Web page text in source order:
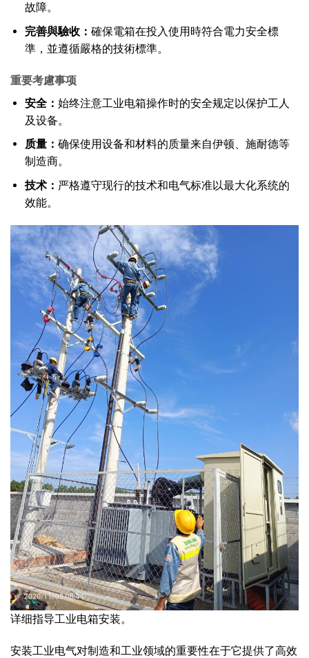
故障。
完善與驗收： 確保電箱在投入使用時符合電力安全標
準，並遵循嚴格的技術標準。
重要考慮事项
安全： 始终注意工业电箱操作时的安全规定以保护工人
及设备。
质量： 确保使用设备和材料的质量来自伊顿、施耐德等
制造商。
技术： 严格遵守现行的技术和电气标准以最大化系统的
效能。
详细指导工业电箱安装。
安装工业电气对制造和工业领域的重要性在于它提供了高效